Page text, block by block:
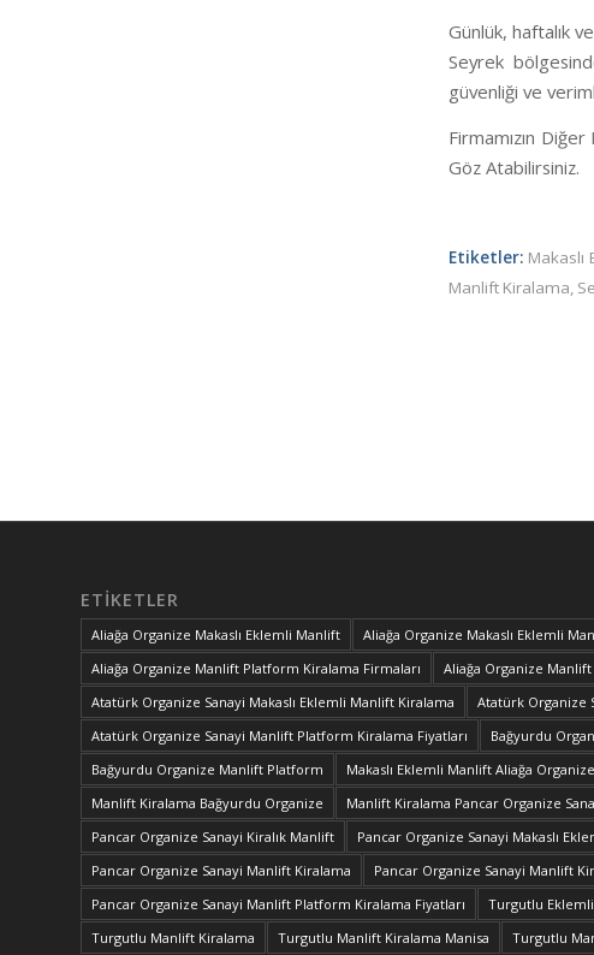
Günlük, haftalık
Seyrek
güvenliği ve
Firmamızın
Göz Atabilirsiniz.
Etiketler:
Manlift Kiralama,
ETIKETLER
Aliağa Organize Makaslı Eklemli Manlift Aliağa Organize Makaslı Eklemli
Aliağa Organize Manlift Platform Kiralama Firmaları
Aliağa Organize
Atatürk Organize Sanayi Makaslı Eklemli Manlift Kiralama
Atatürk Organize
Atatürk Organize Sanayi Manlift Platform Kiralama Fiyatları
Bağyurdu
Bağyurdu Organize Manlift Platform
Makaslı Eklemli Manlift Aliağa Organize
Manlift Kiralama Bağyurdu Organize
Manlift Kiralama Pancar Organize
Pancar Organize Sanayi Kiralık Manlift
Pancar Organize Sanayi Makaslı
Pancar Organize Sanayi Manlift Kiralama
Pancar Organize Sanayi Manlift
Pancar Organize Sanayi Manlift Platform Kiralama Fiyatları
Turgutlu
Turgutlu Manlift Kiralama
Turgutlu Manlift Kiralama Manisa Turgutlu